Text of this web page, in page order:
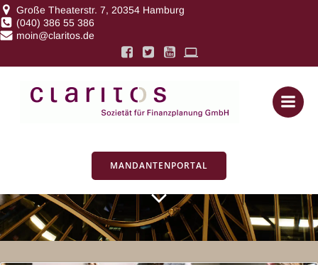
Zum
Große Theaterstr. 7, 20354 Hamburg
(040) 386 55 386
moin@claritos.de
MANDANTENPORTAL
Posts in
Pensionskasse